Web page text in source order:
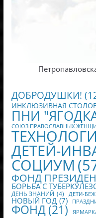
ДОБРОДУШКИ!
ИНКЛЮЗИВНАЯ
ПНИ
СОЮЗ ПРАВОСЛАВНЫХ
ДЕТЕЙ-
СОЦИУМ
ФОНД
БОРЬБА С
ДЕНЬ ЗНАНИЙ (4) ДЕТИ-
НОВЫЙ ГОД (7)
ФОНД (21)